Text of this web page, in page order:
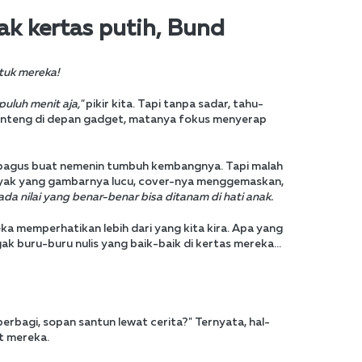
kertas putih, Bund
mereka!
menit aja,"pikir kita. Tapi tanpa sadar, tahu-
di depan gadget, matanya fokus menyerap
buat nemenin tumbuh kembangnya. Tapi malah
yang gambarnya lucu, cover-nya menggemaskan,
nilai yang benar-benar bisa ditanam di hati anak.
memperhatikan lebih dari yang kita kira. Apa yang
buru-buru nulis yang baik-baik di kertas mereka...
sopan santun lewat cerita?" Ternyata, hal-
mereka.